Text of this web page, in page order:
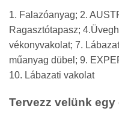
1. Falazóanyag; 2.
Ragasztótapasz;
vékonyvakolat; 7.
műanyag dübel; 9.
10. Lábazati vakolat
Tervezz velünk